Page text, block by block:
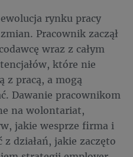
rynku pracy
Pracownik zaczął
wraz z całym
które nie
z pracą, a mogą
Dawanie pracownikom
na wolontariat,
jakie wesprze firma i
działań, jakie zaczęto